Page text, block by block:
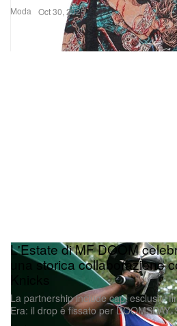
Moda Oct 30, 2025
L'Estate di MF DOOM
una storica collaborazione
La partnership include capi esclusivi
Era: il drop è fissato per DOOMSDAY,